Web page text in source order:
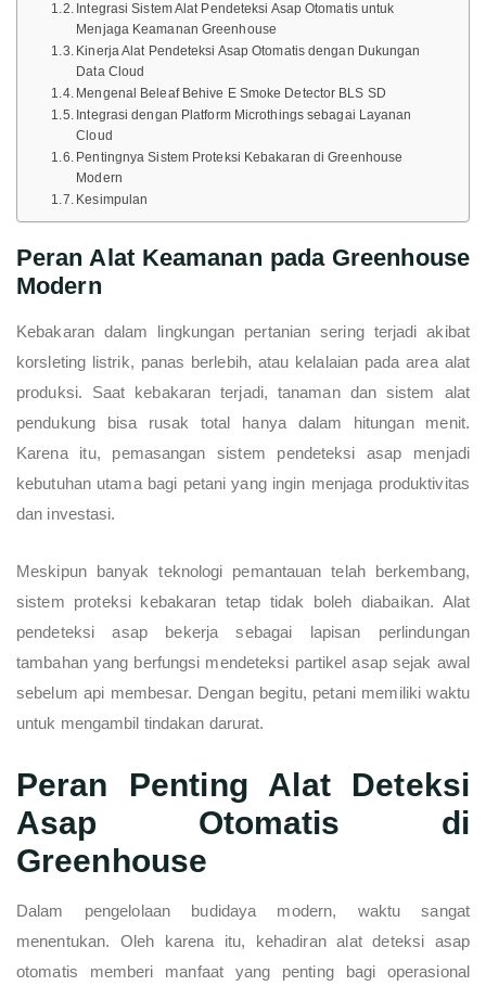
Integrasi Sistem Alat Pendeteksi Asap Otomatis untuk
Menjaga Keamanan Greenhouse
Kinerja Alat Pendeteksi Asap Otomatis dengan Dukungan
Data Cloud
Mengenal Beleaf Behive E Smoke Detector BLS SD
Integrasi dengan Platform Microthings sebagai Layanan
Cloud
Pentingnya Sistem Proteksi Kebakaran di Greenhouse
Modern
Kesimpulan
Peran Alat Keamanan pada Greenhouse
Modern
Kebakaran dalam lingkungan pertanian sering terjadi akibat
korsleting listrik, panas berlebih, atau kelalaian pada area alat
produksi. Saat kebakaran terjadi, tanaman dan sistem alat
pendukung bisa rusak total hanya dalam hitungan menit.
Karena itu, pemasangan sistem pendeteksi asap menjadi
kebutuhan utama bagi petani yang ingin menjaga produktivitas
dan investasi.
Meskipun banyak teknologi pemantauan telah berkembang,
sistem proteksi kebakaran tetap tidak boleh diabaikan. Alat
pendeteksi asap bekerja sebagai lapisan perlindungan
tambahan yang berfungsi mendeteksi partikel asap sejak awal
sebelum api membesar. Dengan begitu, petani memiliki waktu
untuk mengambil tindakan darurat.
Peran Penting Alat Deteksi
Asap Otomatis di
Greenhouse
Dalam pengelolaan budidaya modern, waktu sangat
menentukan. Oleh karena itu, kehadiran alat deteksi asap
otomatis memberi manfaat yang penting bagi operasional